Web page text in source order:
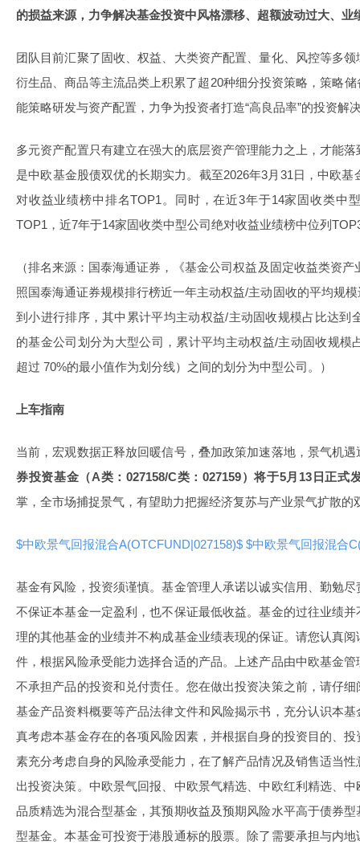
的损益来源，力争解决基金投资中风格漂移、超额波动过大、业
团队目前汇聚了固收、权益、大类资产配置、量化、风控等多
衍生品、商品等主流品类上积累了超20种细分投资策略，策略
能策略研发与资产配置，力争为投资者打造“高良品率”的投资解
多元资产配置只有建立在强大的底层资产管理能力之上，才能
是中欧基金股债双优的长期实力。截至2026年3月31日，中欧
对收益业绩榜中排名TOP1。同时，在近3年于14家固收类中
TOP1，近7年于14家固收类中型公司绝对收益业绩榜中位列
（排名来源：国泰海通证券，《基金公司权益及固定收益类资
照国泰海通证券规模排行榜近一年主动权益/主动固收的平均规
到小进行排序，其中累计平均主动权益/主动固收规模占比达到
的基金公司划分为大型公司，累计平均主动权益/主动固收规模
超过 70%的最小值作为划分线）之间的划分为中型公司。）
上车指南
当前，宏观数据正释放回暖信号，叠加政策加速落地，景气机遇
券投资基金（A类：027158/C类：027159）将于5月13日正式
掌，全市场捕捉景气，有望助力把握经济复苏与产业景气扩散的
$中欧景气回报混合A(OTCFUND|027158)$ $中欧景气回报混合
基金有风险，投资须谨慎。基金管理人承诺以诚实信用、勤勉
不保证本基金一定盈利，也不保证最低收益。基金的过往业绩
理的其他基金的业绩并不构成基金业绩表现的保证。请您认真
件，根据风险承受能力选择合适的产品。上述产品由中欧基金
不承担产品的投资和兑付责任。您在做出投资决策之前，请仔
基金产品资料概要等产品法律文件和风险揭示书，充分认识本
真考虑本基金存在的各项风险因素，并根据自身的投资目的、
素充分考虑自身的风险承受能力，在了解产品情况及销售适当
出投资决策。中欧景气回报、中欧景气精选、中欧红利精选、
品质精选为混合型基金，其预期收益及预期风险水平高于债券
型基金。本基金可投资于港股通标的股票。除了需要承担与内